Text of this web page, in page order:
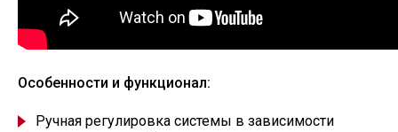
Особенности и функционал:
Ручная регулировка системы в зависимости